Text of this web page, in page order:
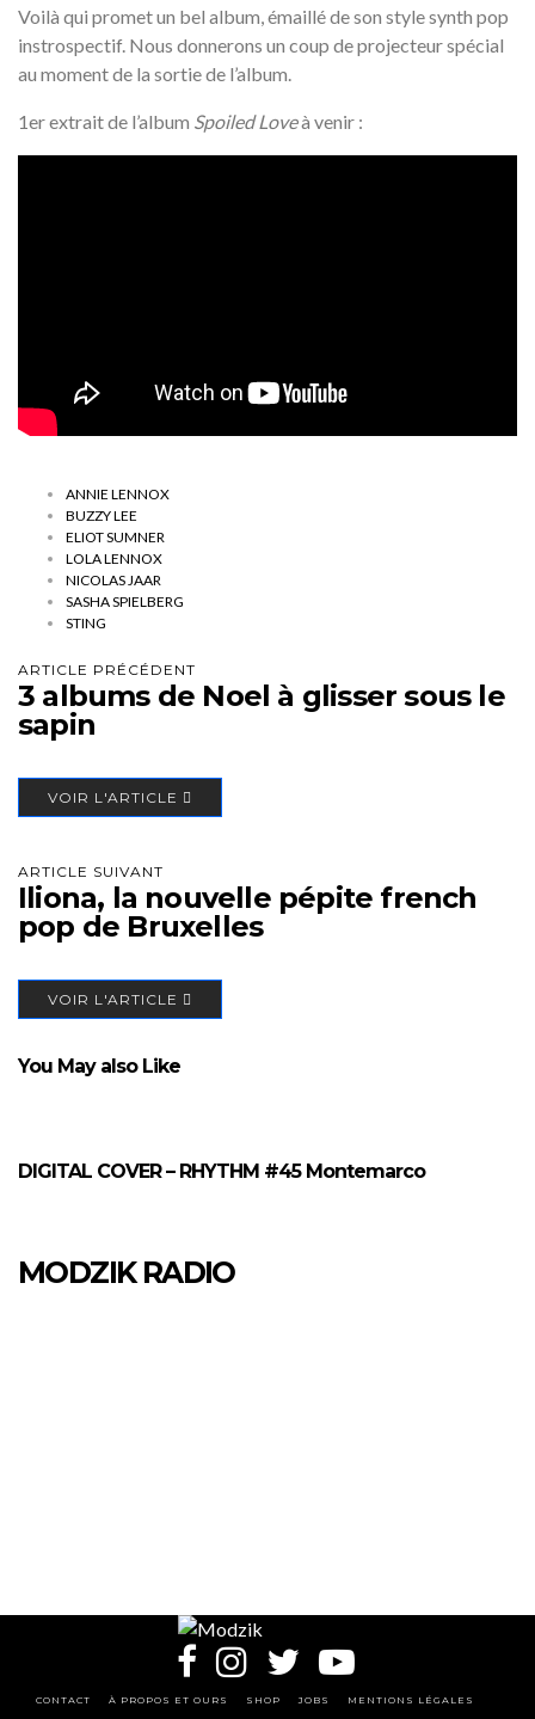
Voilà qui promet un bel album, émaillé de son style synth pop
instrospectif. Nous donnerons un coup de projecteur spécial
au moment de la sortie de l’album.
1er extrait de l’album Spoiled Loveà venir :
ANNIE LENNOX
BUZZY LEE
ELIOT SUMNER
LOLA LENNOX
NICOLAS JAAR
SASHA SPIELBERG
STING
ARTICLE PRÉCÉDENT
3 albums de Noel à glisser sous le
sapin
VOIR L'ARTICLE
ARTICLE SUIVANT
Iliona, la nouvelle pépite french
pop de Bruxelles
VOIR L'ARTICLE
You May also Like
DIGITAL COVER – RHYTHM #45 Montemarco
MODZIK RADIO
CONTACT À PROPOS ET OURS SHOP JOBS MENTIONS LÉGALES